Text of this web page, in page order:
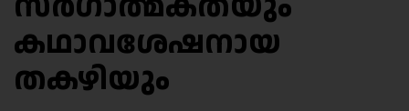
കഥാവശേഷനായ
തകഴിയും